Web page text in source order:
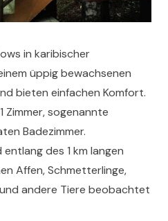
in karibischer
üppig bewachsenen
bieten einfachen Komfort.
Zimmer, sogenannte
Badezimmer.
des 1 km langen
Affen, Schmetterlinge,
andere Tiere beobachtet